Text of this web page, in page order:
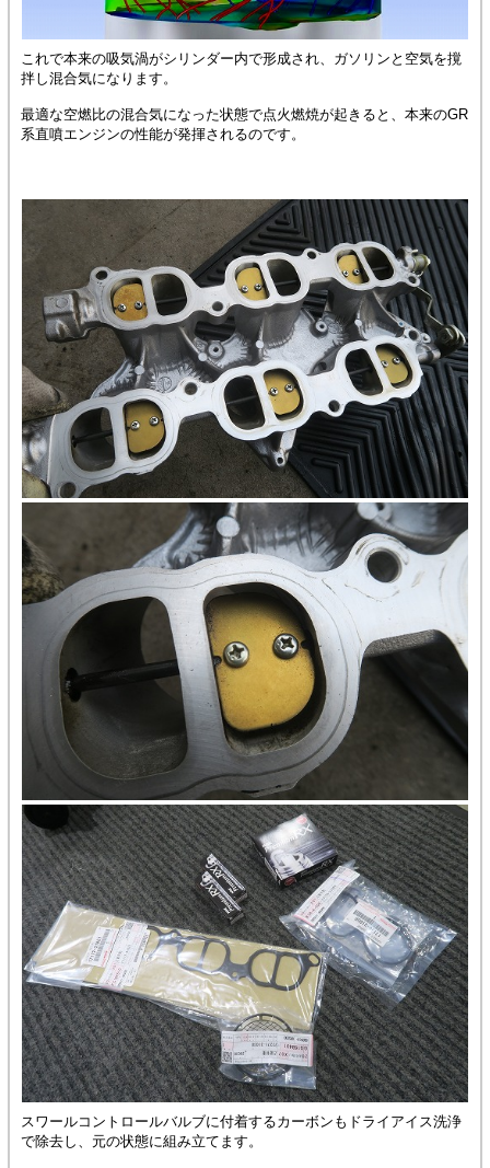
これで本来の吸気渦がシリンダー内で形成され、ガソリンと空気を撹
拌し混合気になります。
最適な空燃比の混合気になった状態で点火燃焼が起きると、本来のGR
系直噴エンジンの性能が発揮されるのです。
スワールコントロールバルブに付着するカーボンもドライアイス洗浄
で除去し、元の状態に組み立てます。